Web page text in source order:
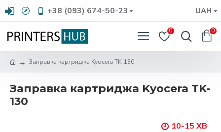
+38 (093) 674-50-23 UAH
0 0
Заправка картриджа Kyocera TK-130
Заправка картриджа Kyocera TK-
130
10-15 ХВ